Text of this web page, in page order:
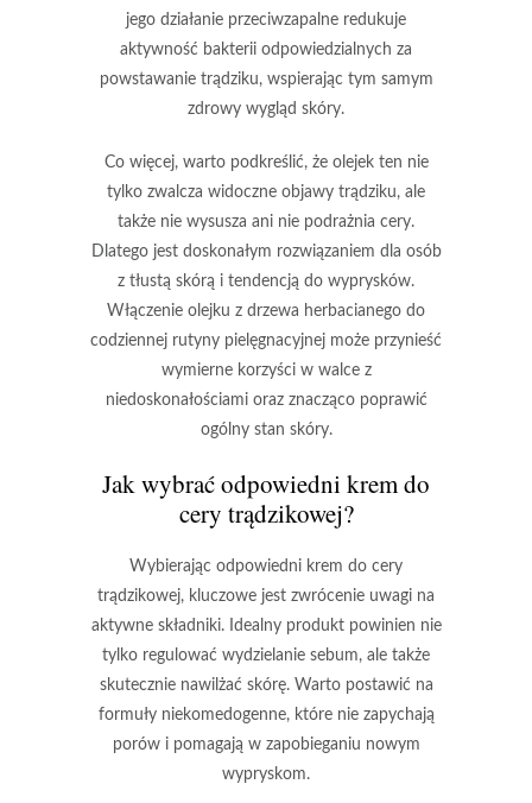
jego działanie przeciwzapalne redukuje
aktywność bakterii odpowiedzialnych za
powstawanie trądziku, wspierając tym samym
zdrowy wygląd skóry.
Co więcej, warto podkreślić, że olejek ten nie
tylko zwalcza widoczne objawy trądziku, ale
także nie wysusza ani nie podrażnia cery.
Dlatego jest doskonałym rozwiązaniem dla osób
z tłustą skórą i tendencją do wyprysków.
Włączenie olejku z drzewa herbacianego do
codziennej rutyny pielęgnacyjnej może przynieść
wymierne korzyści w walce z
niedoskonałościami oraz znacząco poprawić
ogólny stan skóry.
Jak wybrać odpowiedni krem do
cery trądzikowej?
Wybierając odpowiedni krem do cery
trądzikowej, kluczowe jest zwrócenie uwagi na
aktywne składniki. Idealny produkt powinien nie
tylko regulować wydzielanie sebum, ale także
skutecznie nawilżać skórę. Warto postawić na
formuły niekomedogenne, które nie zapychają
porów i pomagają w zapobieganiu nowym
wypryskom.